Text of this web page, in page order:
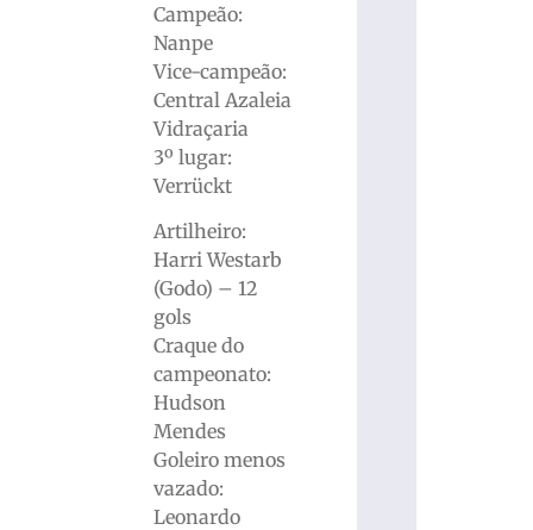
Campeão:
Nanpe
Vice-campeão:
Central Azaleia
Vidraçaria
3º lugar:
Verrückt
Artilheiro:
Harri Westarb
(Godo) – 12
gols
Craque do
campeonato:
Hudson
Mendes
Goleiro menos
vazado:
Leonardo